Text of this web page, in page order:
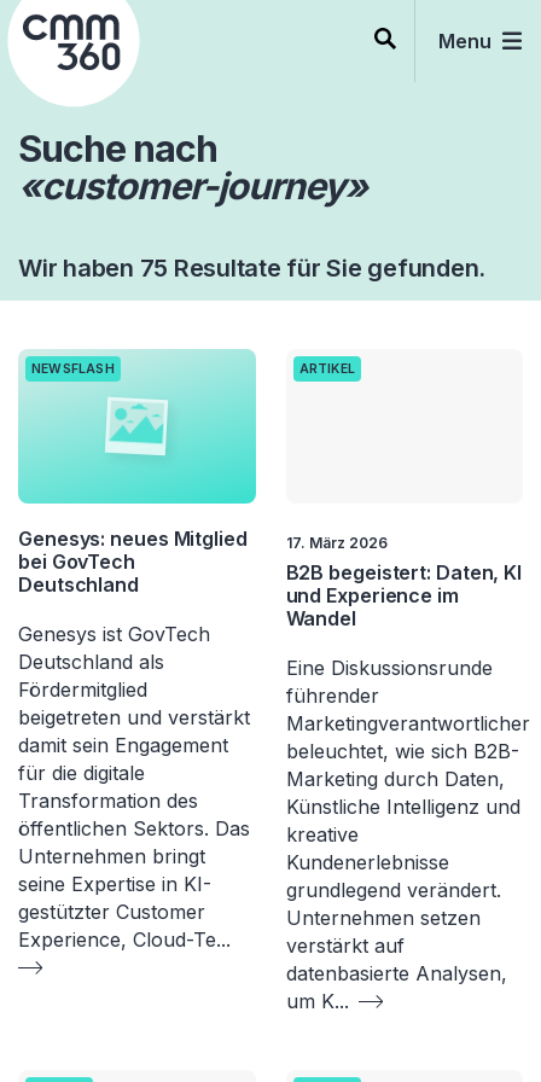
Skip
to
content
Menu
Suche nach
«customer-journey»
Wir haben 75 Resultate für Sie gefunden.
NEWSFLASH
Genesys: neues Mitglied
bei GovTech
Deutschland
Genesys ist GovTech
Deutschland als
Fördermitglied
beigetreten und verstärkt
damit sein Engagement
für die digitale
Transformation des
öffentlichen Sektors. Das
Unternehmen bringt
seine Expertise in KI-
gestützter Customer
Experience, Cloud-Te...
ARTIKEL
17. März 2026
B2B begeistert: Daten, KI
und Experience im
Wandel
Eine Diskussionsrunde
führender
Marketingverantwortlicher
beleuchtet, wie sich B2B-
Marketing durch Daten,
Künstliche Intelligenz und
kreative
Kundenerlebnisse
grundlegend verändert.
Unternehmen setzen
verstärkt auf
datenbasierte Analysen,
um K...